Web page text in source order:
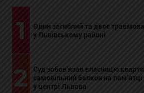
1
Один загиблий та двоє
у Львівському районі
2
Суд зобов’язав власницю
самовільний балкон на пам’ятці
у центрі Львова